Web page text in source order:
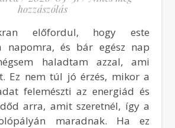
hozzászólás
napomra, és bár egész nap
haladtam azzal, ami
Ez nem túl jó érzés, mikor a
felemészti az energiád és
arra, amit szeretnél, így a
maradnak. Ha ez